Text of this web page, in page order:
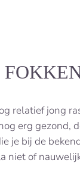
relatief jong
erg gezond,
je bij de
niet of